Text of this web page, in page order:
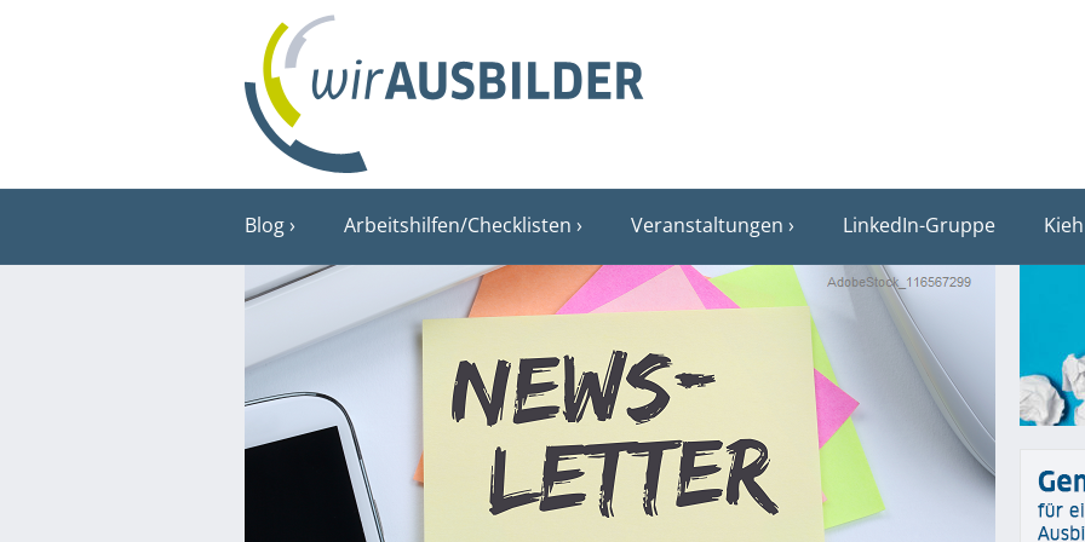
Blog Arbeitshilfen/Checklisten Veranstaltungen LinkedIn-Gruppe